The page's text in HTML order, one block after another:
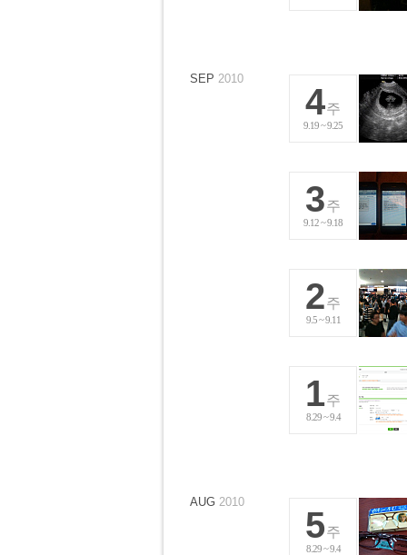
SEP 2010
4주
9.19 ~ 9.25
3주
9.12 ~ 9.18
2주
9.5 ~ 9.11
1주
8.29 ~ 9.4
AUG 2010
5주
8.29 ~ 9.4